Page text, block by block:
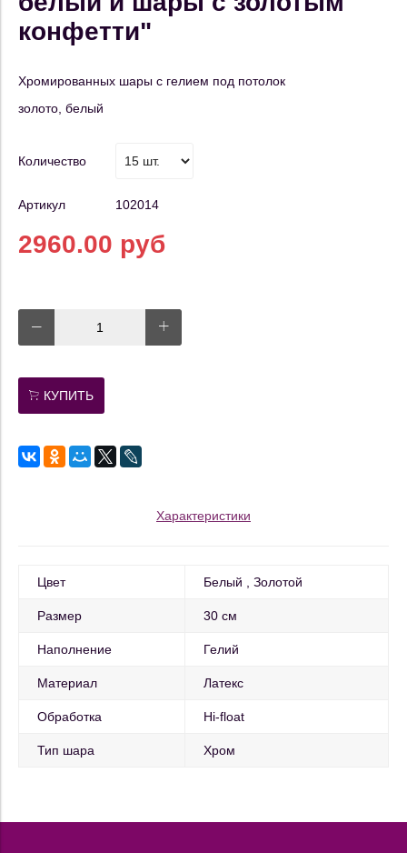
конфетти"
Хромированных шары с гелием под потолок
золото, белый
Количество
Артикул 102014
2960.00 руб
КУПИТЬ
Характеристики
Цвет Белый Золотой
Размер 30 см
Наполнение Гелий
Материал Латекс
Обработка Hi-float
Тип шара Хром